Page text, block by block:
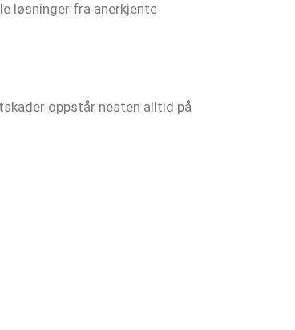
løsninger fra anerkjente
oppstår nesten alltid på